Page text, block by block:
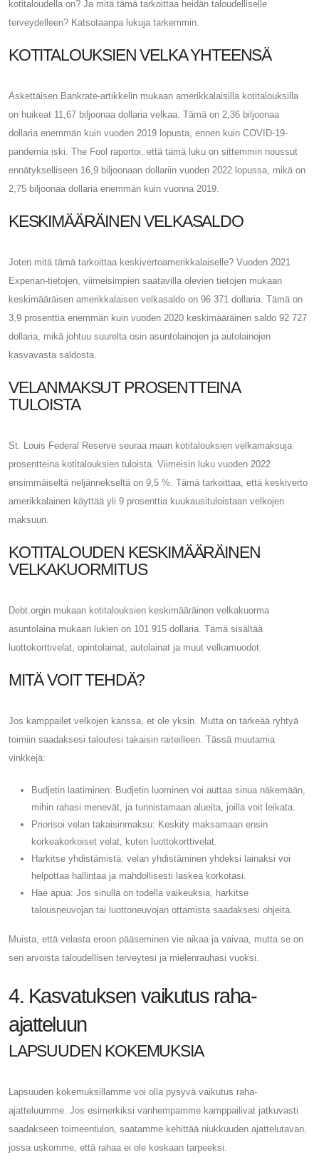
kotitaloudella on? Ja mitä tämä tarkoittaa heidän taloudelliselle
terveydelleen? Katsotaanpa lukuja tarkemmin.
KOTITALOUKSIEN VELKA YHTEENSÄ
Äskettäisen Bankrate-artikkelin mukaan amerikkalaisilla kotitalouksilla
on huikeat 11,67 biljoonaa dollaria velkaa. Tämä on 2,36 biljoonaa
dollaria enemmän kuin vuoden 2019 lopusta, ennen kuin COVID-19-
pandemia iski. The Fool raportoi, että tämä luku on sittemmin noussut
ennätykselliseen 16,9 biljoonaan dollariin vuoden 2022 lopussa, mikä on
2,75 biljoonaa dollaria enemmän kuin vuonna 2019.
KESKIMÄÄRÄINEN VELKASALDO
Joten mitä tämä tarkoittaa keskivertoamerikkalaiselle? Vuoden 2021
Experian-tietojen, viimeisimpien saatavilla olevien tietojen mukaan
keskimääräisen amerikkalaisen velkasaldo on 96 371 dollaria. Tämä on
3,9 prosenttia enemmän kuin vuoden 2020 keskimääräinen saldo 92 727
dollaria, mikä johtuu suurelta osin asuntolainojen ja autolainojen
kasvavasta saldosta.
VELANMAKSUT PROSENTTEINA
TULOISTA
St. Louis Federal Reserve seuraa maan kotitalouksien velkamaksuja
prosentteina kotitalouksien tuloista. Viimeisin luku vuoden 2022
ensimmäiseltä neljännekseltä on 9,5 %. Tämä tarkoittaa, että keskiverto
amerikkalainen käyttää yli 9 prosenttia kuukausituloistaan ​​velkojen
maksuun.
KOTITALOUDEN KESKIMÄÄRÄINEN
VELKAKUORMITUS
Debt.orgin mukaan kotitalouksien keskimääräinen velkakuorma
asuntolaina mukaan lukien on 101 915 dollaria. Tämä sisältää
luottokorttivelat, opintolainat, autolainat ja muut velkamuodot.
MITÄ VOIT TEHDÄ?
Jos kamppailet velkojen kanssa, et ole yksin. Mutta on tärkeää ryhtyä
toimiin saadaksesi taloutesi takaisin raiteilleen. Tässä muutamia
vinkkejä:
Budjetin laatiminen: Budjetin luominen voi auttaa sinua näkemään,
mihin rahasi menevät, ja tunnistamaan alueita, joilla voit leikata.
Priorisoi velan takaisinmaksu: Keskity maksamaan ensin
korkeakorkoiset velat, kuten luottokorttivelat.
Harkitse yhdistämistä: velan yhdistäminen yhdeksi lainaksi voi
helpottaa hallintaa ja mahdollisesti laskea korkotasi.
Hae apua: Jos sinulla on todella vaikeuksia, harkitse
talousneuvojan tai luottoneuvojan ottamista saadaksesi ohjeita.
Muista, että velasta eroon pääseminen vie aikaa ja vaivaa, mutta se on
sen arvoista taloudellisen terveytesi ja mielenrauhasi vuoksi.
4. Kasvatuksen vaikutus raha-
ajatteluun
LAPSUUDEN KOKEMUKSIA
Lapsuuden kokemuksillamme voi olla pysyvä vaikutus raha-
ajatteluumme. Jos esimerkiksi vanhempamme kamppailivat jatkuvasti
saadakseen toimeentulon, saatamme kehittää niukkuuden ajattelutavan,
jossa uskomme, että rahaa ei ole koskaan tarpeeksi.